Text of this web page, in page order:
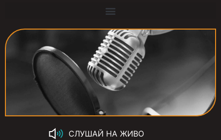
СЛУШАЙ НА ЖИВО